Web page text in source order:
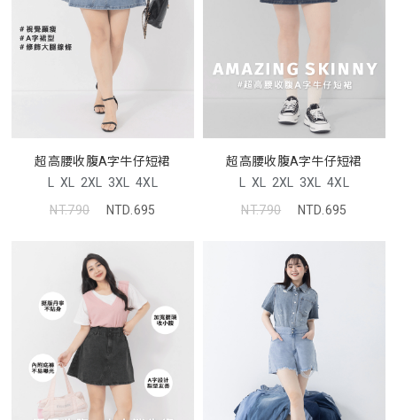
超高腰收腹A字牛仔短裙
L XL 2XL 3XL 4XL
NT.790
NTD.695
超高腰收腹A字牛仔短裙
L XL 2XL 3XL 4XL
NT.790
NTD.695